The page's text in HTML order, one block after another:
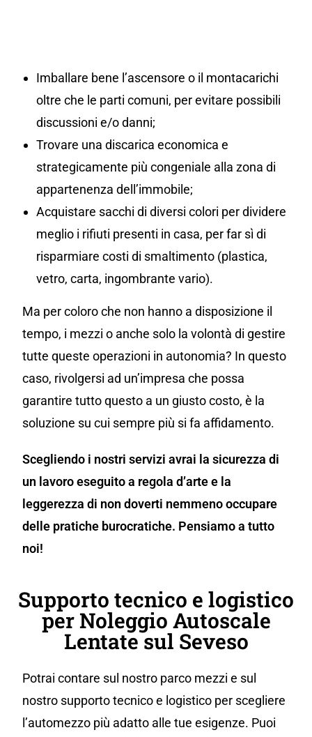
Imballare bene l’ascensore o il montacarichi
oltre che le parti comuni, per evitare possibili
discussioni e/o danni;
Trovare una discarica economica e
strategicamente più congeniale alla zona di
appartenenza dell’immobile;
Acquistare sacchi di diversi colori per dividere
meglio i rifiuti presenti in casa, per far sì di
risparmiare costi di smaltimento (plastica,
vetro, carta, ingombrante vario).
Ma per coloro che non hanno a disposizione il
tempo, i mezzi o anche solo la volontà di gestire
tutte queste operazioni in autonomia? In questo
caso, rivolgersi ad un’impresa che possa
garantire tutto questo a un giusto costo, è la
soluzione su cui sempre più si fa affidamento.
Scegliendo i nostri servizi avrai la sicurezza di
un lavoro eseguito a regola d’arte e la
leggerezza di non doverti nemmeno occupare
delle pratiche burocratiche. Pensiamo a tutto
noi!
Supporto tecnico e logistico
per Noleggio Autoscale
Lentate sul Seveso
Potrai contare sul nostro parco mezzi e sul
nostro supporto tecnico e logistico per scegliere
l’automezzo più adatto alle tue esigenze. Puoi